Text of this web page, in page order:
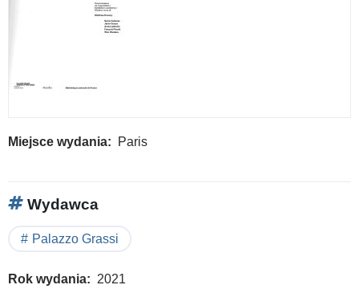
Miejsce wydania Paris
Wydawca
Palazzo Grassi
Rok wydania 2021